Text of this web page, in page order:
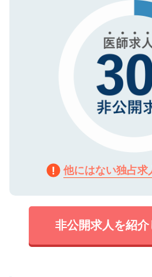
で、機密保持に関して
他にはない独占求
非公開求人を紹介